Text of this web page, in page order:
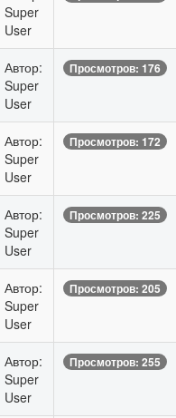
Super
User
Автор:
Super
User
Просмотров: 176
Автор:
Super
User
Просмотров: 172
Автор:
Super
User
Просмотров: 225
Автор:
Super
User
Просмотров: 205
Автор:
Super
User
Просмотров: 255